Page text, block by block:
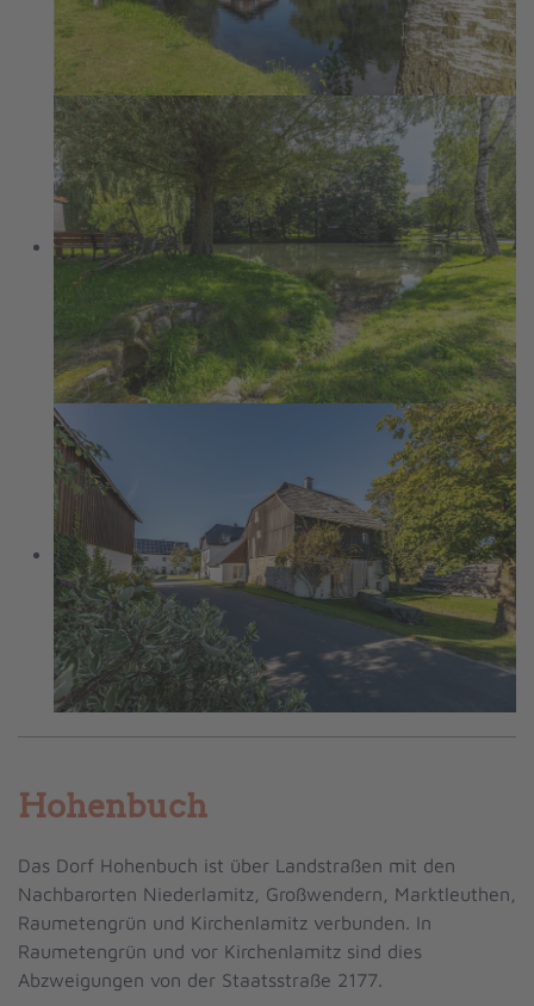
Hohenbuch
Das Dorf Hohenbuch ist über Landstraßen mit den
Nachbarorten Niederlamitz, Großwendern, Marktleuthen,
Raumetengrün und Kirchenlamitz verbunden. In
Raumetengrün und vor Kirchenlamitz sind dies
Abzweigungen von der Staatsstraße 2177.